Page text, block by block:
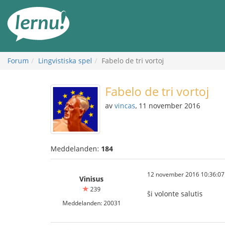
sidans
innehåll
Forum Lingvistiska spel Fabelo de tri vortoj
Fabelo de tri vortoj
av vincas, 11 november 2016
Meddelanden: 184
Vinisus
239
Meddelanden: 20031
12 november 2016 10:36:07
ŝi volonte salutis